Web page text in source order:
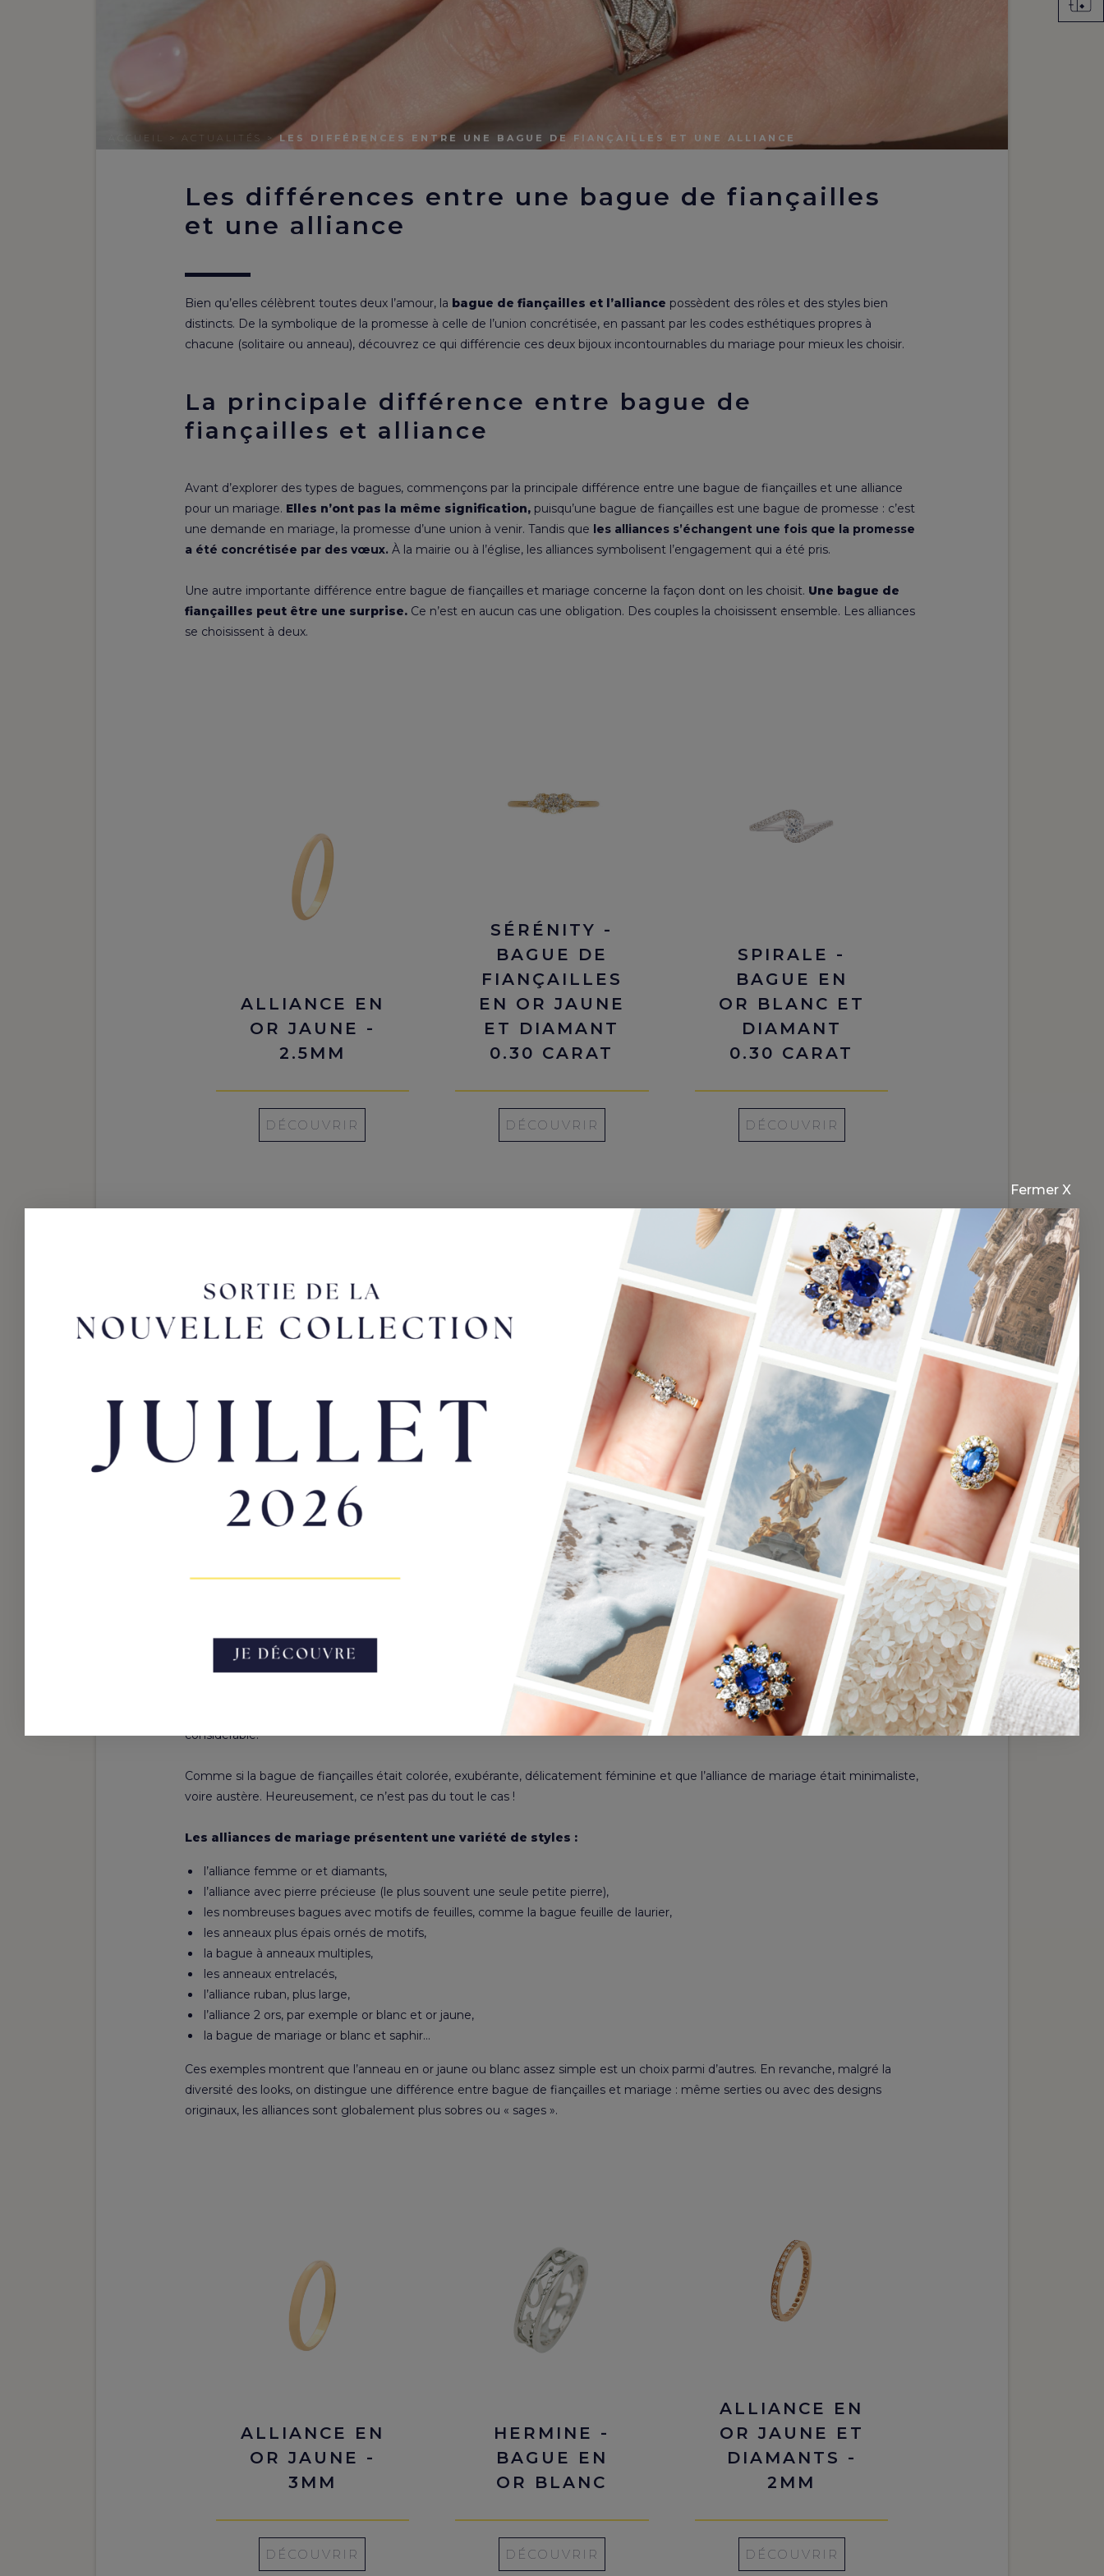
ACCUEIL > ACTUALITÉS >LES DIFFÉRENCES ENTRE UNE BAGUE DE FIANÇAILLES ET UNE ALLIANCE
Les différences entre une bague de fiançailles
et une alliance
Bien qu’elles célèbrent toutes deux l’amour, la bague de fiançailles et l’alliance possèdent des rôles et des styles bien
distincts. De la symbolique de la promesse à celle de l’union concrétisée, en passant par les codes esthétiques propres à
chacune (solitaire ou anneau), découvrez ce qui différencie ces deux bijoux incontournables du mariage pour mieux les choisir.
La principale différence entre bague de
fiançailles et alliance
Avant d’explorer des types de bagues, commençons par la principale différence entre une bague de fiançailles et une alliance
pour un mariage. Elles n’ont pas la même signification,puisqu’une bague de fiançailles est une bague de promesse : c’est
une demande en mariage, la promesse d’une union à venir. Tandis que les alliances s’échangent une fois que la promesse
a été concrétisée par des vœux. À la mairie ou à l’église, les alliances symbolisent l’engagement qui a été pris.
Une autre importante différence entre bague de fiançailles et mariage concerne la façon dont on les choisit. Une bague de
fiançailles peut être une surprise.Ce n’est en aucun cas une obligation. Des couples la choisissent ensemble. Les alliances
se choisissent à deux.
ALLIANCE EN
OR JAUNE -
2.5MM
DÉCOUVRIR
SÉRÉNITY -
BAGUE DE
FIANÇAILLES
EN OR JAUNE
ET DIAMANT
0.30 CARAT
DÉCOUVRIR
SPIRALE -
BAGUE EN
OR BLANC ET
DIAMANT
0.30 CARAT
DÉCOUVRIR
La différence de styles entre alliance et
L’anneau solitaire (bague avec un diamant unique) est extrêmement courant. Cependant,
les bagues de fiançailles
prennent toutes sortes d’aspects, avec l’or jaune, l’or blanc et l’or rose,
parfois deux ors ou les trois, et les pierres,
Le saphir est une pierre très populaire pour des fiançailles, sur des bagues en or blanc. Mais vous pouvez aussi choisir une bague
de fiançailles rubis et or jaune, émeraude et or blanc ou or jaune. Cette bague peut avoir deux pierres etdes diamants
, comme
les bagues toi et moi. Une bague trilogie, qui est un anneau à 3 pierres, est une autre possibilité, ou la bague d’éternité, un
Tous ces styles différents offrent un vaste choix pour une bague de fiançailles. Le choix est-il plus restreint pour les alliances ?
Pas vraiment, mais
au niveau des styles, il existe une indéniable différence entre bague de fiançailles et une
Les différents styles des alliances de
mariage
un fin anneau en or, éventuellement un anneau gravé. C’est effectivement le
design traditionnel et si l’on s’en tient à ce grand classique, la différence entre alliance et bague de fiançailles est certainement
considérable.
Comme si la bague de fiançailles était colorée, exubérante, délicatement féminine et que l’alliance de mariage était minimaliste,
voire austère. Heureusement, ce n’est pas du tout le cas !
Les alliances de mariage présentent une variété de styles :
l’alliance femme or et diamants,
l’alliance avec pierre précieuse (le plus souvent une seule petite pierre),
les nombreuses bagues avec motifs de feuilles, comme la bague feuille de laurier,
les anneaux plus épais ornés de motifs,
la bague à anneaux multiples,
les anneaux entrelacés,
l’alliance ruban, plus large,
l’alliance 2 ors, par exemple or blanc et or jaune,
la bague de mariage or blanc et saphir…
Ces exemples montrent que l’anneau en or jaune ou blanc assez simple est un choix parmi d’autres. En revanche, malgré la
diversité des looks, on distingue une différence entre bague de fiançailles et mariage : même serties ou avec des designs
originaux, les alliances sont globalement plus sobres ou « sages ».
ALLIANCE EN
OR JAUNE -
3MM
DÉCOUVRIR
HERMINE -
BAGUE EN
OR BLANC
DÉCOUVRIR
ALLIANCE EN
OR JAUNE ET
DIAMANTS -
2MM
DÉCOUVRIR
Fermer X